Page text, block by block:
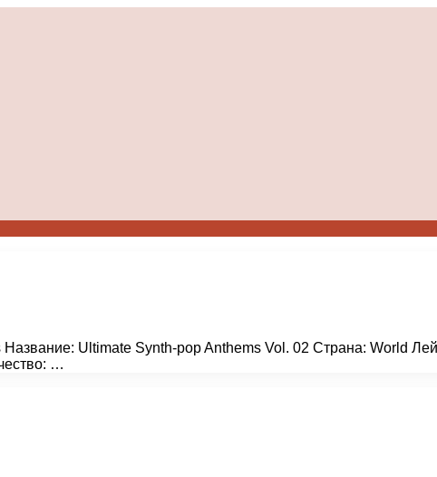
Название: Ultimate Synth-pop Anthems Vol. 02 Страна: World
…